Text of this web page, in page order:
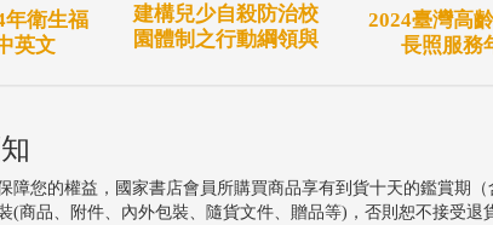
年衛生福
英文
建構兒少自殺防治校
園體制之行動綱領與
2024臺灣高
長照服務
障您的權益，國家書店會員所購買商品享有到貨十天的鑑賞期
(商品、附件、內外包裝、隨貨文件、贈品等)，否則恕不接受退